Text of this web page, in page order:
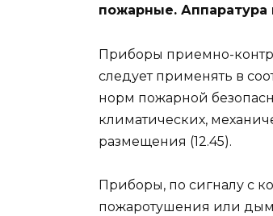
пожарные.
Приборы приемно-
следует применять в
норм пожарной
климатических,
размещения (12.45).
Приборы, по сигналу с
пожаротушения или